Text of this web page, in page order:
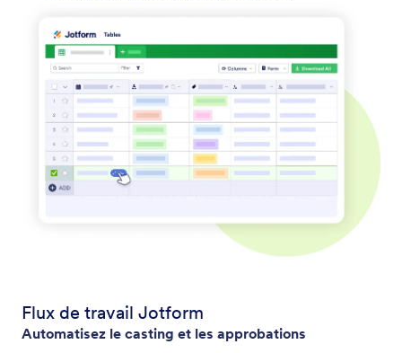
Flux de travail Jotform
Automatisez le casting et les approbations